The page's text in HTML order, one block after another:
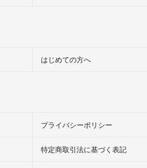
はじめての方へ
プライバシーポリシー
特定商取引法に基づく表記